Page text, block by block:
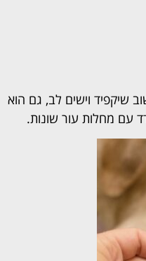
שיקפיד וישים לב, גם הוא
עם מחלות עור שונות.